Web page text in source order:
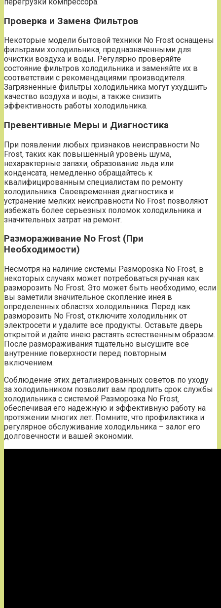
Проверка и Замена Фильтров
Некоторые модели бытовой техники No Frost оснащены
фильтрами холодильника‚ предназначенными для
очистки воздуха и воды. Регулярно проверяйте
состояние фильтров холодильника и заменяйте их в
соответствии с рекомендациями производителя.
Загрязненные фильтры холодильника могут ухудшить
качество воздуха и воды‚ а также снизить
эффективность работы холодильника.
Превентивные Меры и Диагностика
При появлении любых признаков неисправности No
Frost‚ таких как повышенный уровень шума‚
нехарактерные запахи‚ образование льда или
конденсата‚ немедленно обращайтесь к
квалифицированным специалистам по ремонту
холодильника. Своевременная диагностика и
устранение мелких неисправности No Frost позволяют
избежать более серьезных поломок холодильника и
значительных затрат на ремонт.
Размораживание No Frost (При
Необходимости)
Несмотря на наличие системы Разморозка No Frost‚ в
некоторых случаях может потребоваться ручная как
разморозить No Frost. Это может быть необходимо‚ если
вы заметили значительное скопление инея в
определенных областях холодильника. Перед как
разморозить No Frost‚ отключите холодильник от
электросети и удалите все продукты. Оставьте дверь
открытой и дайте инею растаять естественным образом.
После размораживания тщательно высушите все
внутренние поверхности перед повторным
включением.
Соблюдение этих детализированных советов по уходу
за холодильником позволит вам продлить срок службы
холодильника с системой Разморозка No Frost‚
обеспечивая его надежную и эффективную работу на
протяжении многих лет. Помните‚ что профилактика и
регулярное обслуживание холодильника – залог его
долговечности и вашей экономии.